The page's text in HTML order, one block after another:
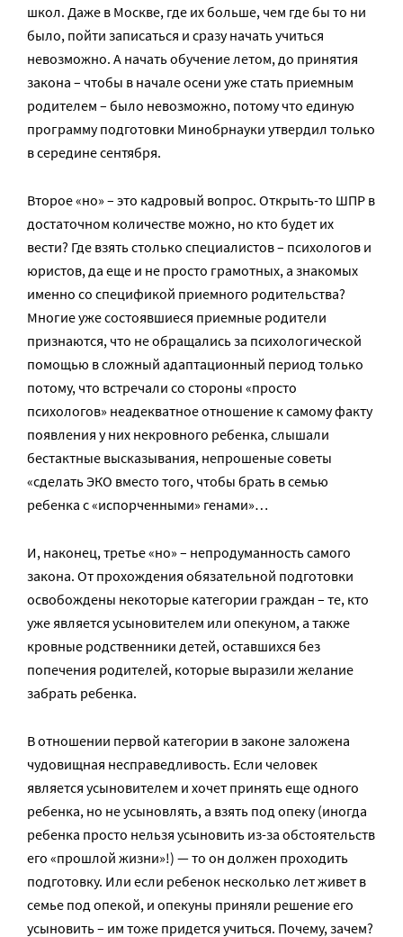
школ. Даже в Москве, где их больше, чем где бы то ни
было, пойти записаться и сразу начать учиться
невозможно. А начать обучение летом, до принятия
закона – чтобы в начале осени уже стать приемным
родителем – было невозможно, потому что единую
программу подготовки Минобрнауки утвердил только
в середине сентября.
Второе «но» – это кадровый вопрос. Открыть-то ШПР в
достаточном количестве можно, но кто будет их
вести? Где взять столько специалистов – психологов и
юристов, да еще и не просто грамотных, а знакомых
именно со спецификой приемного родительства?
Многие уже состоявшиеся приемные родители
признаются, что не обращались за психологической
помощью в сложный адаптационный период только
потому, что встречали со стороны «просто
психологов» неадекватное отношение к самому факту
появления у них некровного ребенка, слышали
бестактные высказывания, непрошеные советы
«сделать ЭКО вместо того, чтобы брать в семью
ребенка с «испорченными» генами»…
И, наконец, третье «но» – непродуманность самого
закона. От прохождения обязательной подготовки
освобождены некоторые категории граждан – те, кто
уже является усыновителем или опекуном, а также
кровные родственники детей, оставшихся без
попечения родителей, которые выразили желание
забрать ребенка.
В отношении первой категории в законе заложена
чудовищная несправедливость. Если человек
является усыновителем и хочет принять еще одного
ребенка, но не усыновлять, а взять под опеку (иногда
ребенка просто нельзя усыновить из-за обстоятельств
его «прошлой жизни»!) — то он должен проходить
подготовку. Или если ребенок несколько лет живет в
семье под опекой, и опекуны приняли решение его
усыновить – им тоже придется учиться. Почему, зачем?